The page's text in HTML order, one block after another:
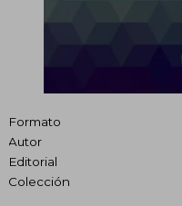
Formato
Autor
Editorial
Colección